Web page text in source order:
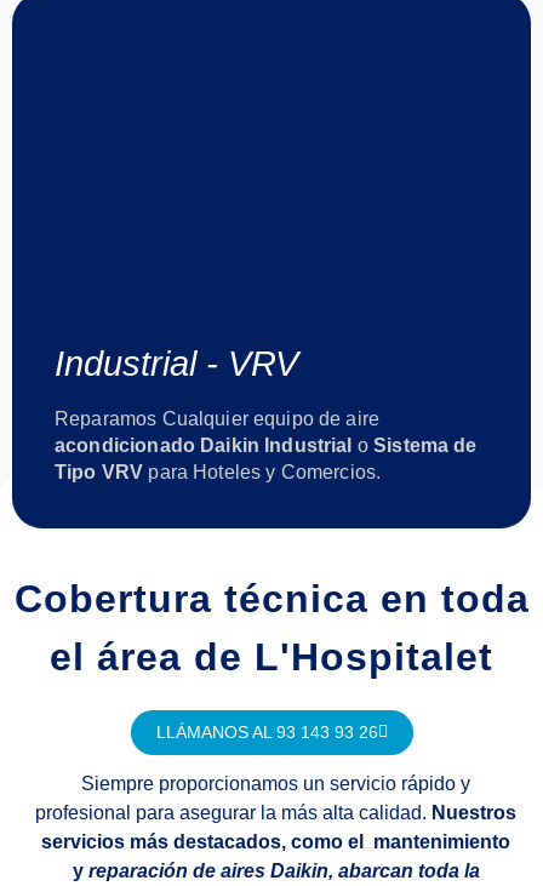
Industrial - VRV
Reparamos Cualquier equipo de aire
acondicionado Daikin Industrial oSistema de
Tipo VRV para Hoteles y Comercios.
Cobertura técnica en toda
el área de L'Hospitalet
LLÁMANOS AL 93 143 93 26
Siempre proporcionamos un servicio rápido y
profesional para asegurar la más alta calidad. Nuestros
servicios más destacados, como el mantenimiento
y reparación de aires Daikin, abarcan toda la